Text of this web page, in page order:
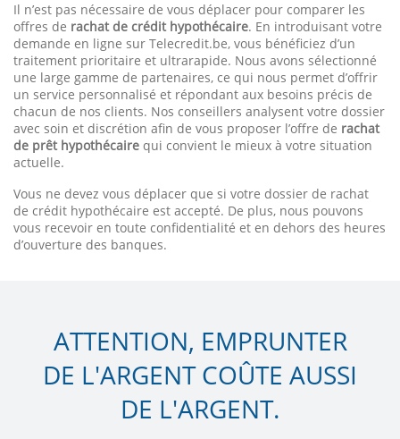
Il n’est pas nécessaire de vous déplacer pour comparer les
offres de rachat de crédit hypothécaire. En introduisant votre
demande en ligne sur Telecredit.be, vous bénéficiez d’un
traitement prioritaire et ultrarapide. Nous avons sélectionné
une large gamme de partenaires, ce qui nous permet d’offrir
un service personnalisé et répondant aux besoins précis de
chacun de nos clients. Nos conseillers analysent votre dossier
avec soin et discrétion afin de vous proposer l’offre de rachat
de prêt hypothécaire qui convient le mieux à votre situation
actuelle.
Vous ne devez vous déplacer que si votre dossier de rachat
de crédit hypothécaire est accepté. De plus, nous pouvons
vous recevoir en toute confidentialité et en dehors des heures
d’ouverture des banques.
ATTENTION, EMPRUNTER
DE L'ARGENT COÛTE AUSSI
DE L'ARGENT.